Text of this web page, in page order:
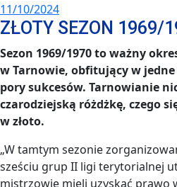
11/10/2024
ZŁOTY SEZON 1969/
Sezon 1969/1970 to ważny
w Tarnowie, obfitujący w
pory sukcesów. Tarnowianie
czarodziejską różdżkę, czego
w złoto.
„W tamtym sezonie
sześciu grup II ligi terytorialnej
mistrzowie mieli uzyskać prawo